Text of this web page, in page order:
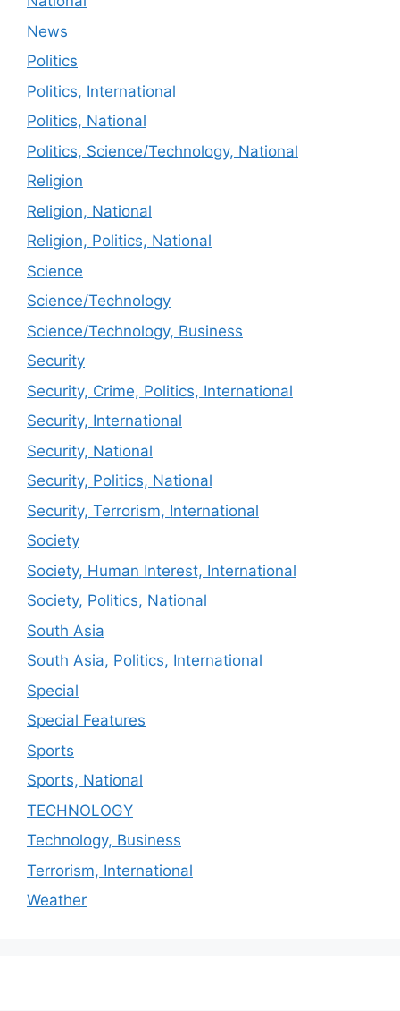
News
Politics
Politics, International
Politics, National
Politics, Science/Technology, National
Religion
Religion, National
Religion, Politics, National
Science
Science/Technology
Science/Technology, Business
Security
Security, Crime, Politics, International
Security, International
Security, National
Security, Politics, National
Security, Terrorism, International
Society
Society, Human Interest, International
Society, Politics, National
South Asia
South Asia, Politics, International
Special
Special Features
Sports
Sports, National
TECHNOLOGY
Technology, Business
Terrorism, International
Weather